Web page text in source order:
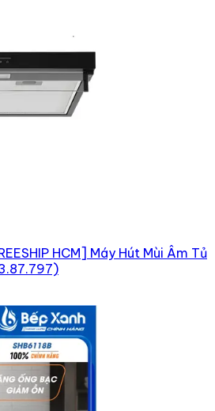
HCM] Máy Hút Mùi Âm Tủ